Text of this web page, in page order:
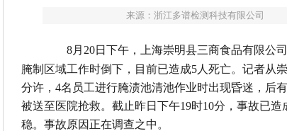
来源： 浙江多谱检测科技有限公司
8月20日下午，上海崇明县三商食品有限公
腌制区域工作时倒下，目前已造成5人死亡。记者从
分许，4名员工进行腌渍池清池作业时出现昏迷，后
被送至医院抢救。截止昨日下午19时10分，事故已
稳。事故原因正在调查之中。